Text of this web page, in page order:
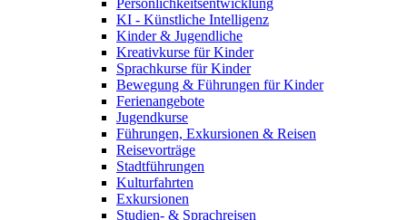
Persönlichkeitsentwicklung
KI - Künstliche Intelligenz
Kinder & Jugendliche
Kreativkurse für Kinder
Sprachkurse für Kinder
Bewegung & Führungen für Kinder
Ferienangebote
Jugendkurse
Führungen, Exkursionen & Reisen
Reisevorträge
Stadtführungen
Kulturfahrten
Exkursionen
Studien- & Sprachreisen